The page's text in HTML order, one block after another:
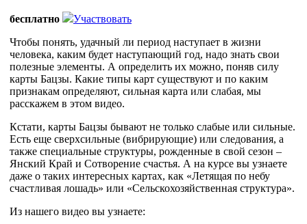
бесплатно
Участвовать
Чтобы понять, удачный ли период наступает в жизни
человека, каким будет наступающий год, надо знать свои
полезные элементы. А определить их можно, поняв силу
карты Бацзы. Какие типы карт существуют и по каким
признакам определяют, сильная карта или слабая, мы
расскажем в этом видео.
Кстати, карты Бацзы бывают не только слабые или сильные.
Есть еще сверхсильные (вибрирующие) или следования, а
также специальные структуры, рожденные в свой сезон –
Янский Край и Сотворение счастья. А на курсе вы узнаете
даже о таких интересных картах, как «Летящая по небу
счастливая лошадь» или «Сельскохозяйственная структура».
Из нашего видео вы узнаете: